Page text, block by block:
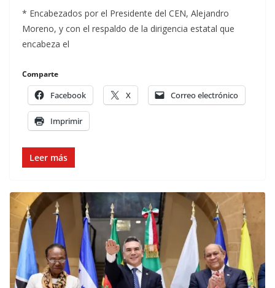
* Encabezados por el Presidente del CEN, Alejandro
Moreno, y con el respaldo de la dirigencia estatal que
encabeza el
Comparte
Facebook X Correo electrónico
Imprimir
Leer más